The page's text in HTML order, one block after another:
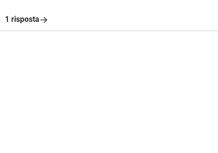
1 risposta